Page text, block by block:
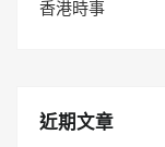
香港時事
近期文章